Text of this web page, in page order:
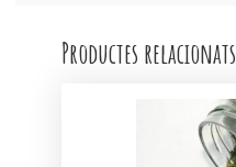
Productes relacionats